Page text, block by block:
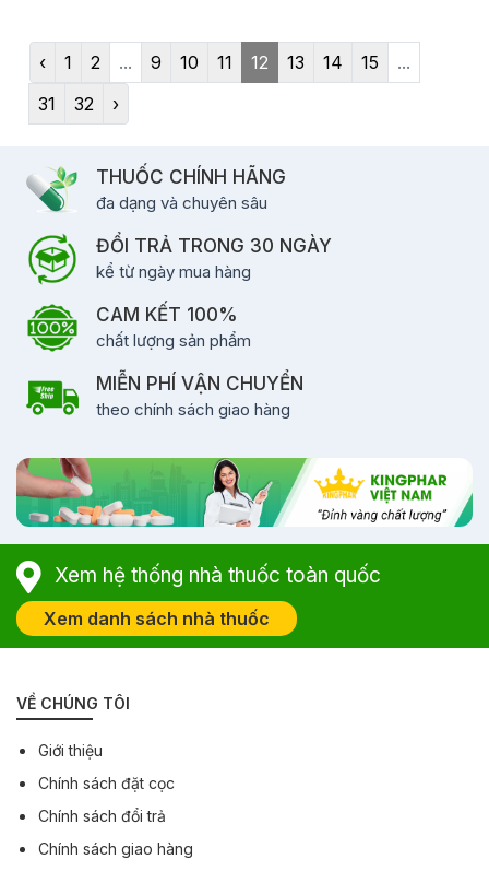
‹ 1 2 ... 9 10 11 12 13 14 15
...
31
32 ›
THUỐC CHÍNH HÃNG
đa dạng và chuyên sâu
ĐỔI TRẢ TRONG 30 NGÀY
kể từ ngày mua hàng
CAM KẾT 100%
chất lượng sản phẩm
MIỄN PHÍ VẬN CHUYỂN
theo chính sách giao hàng
Xem hệ thống nhà thuốc toàn quốc
Xem danh sách nhà thuốc
VỀ CHÚNG TÔI
Giới thiệu
Chính sách đặt cọc
Chính sách đổi trả
Chính sách giao hàng